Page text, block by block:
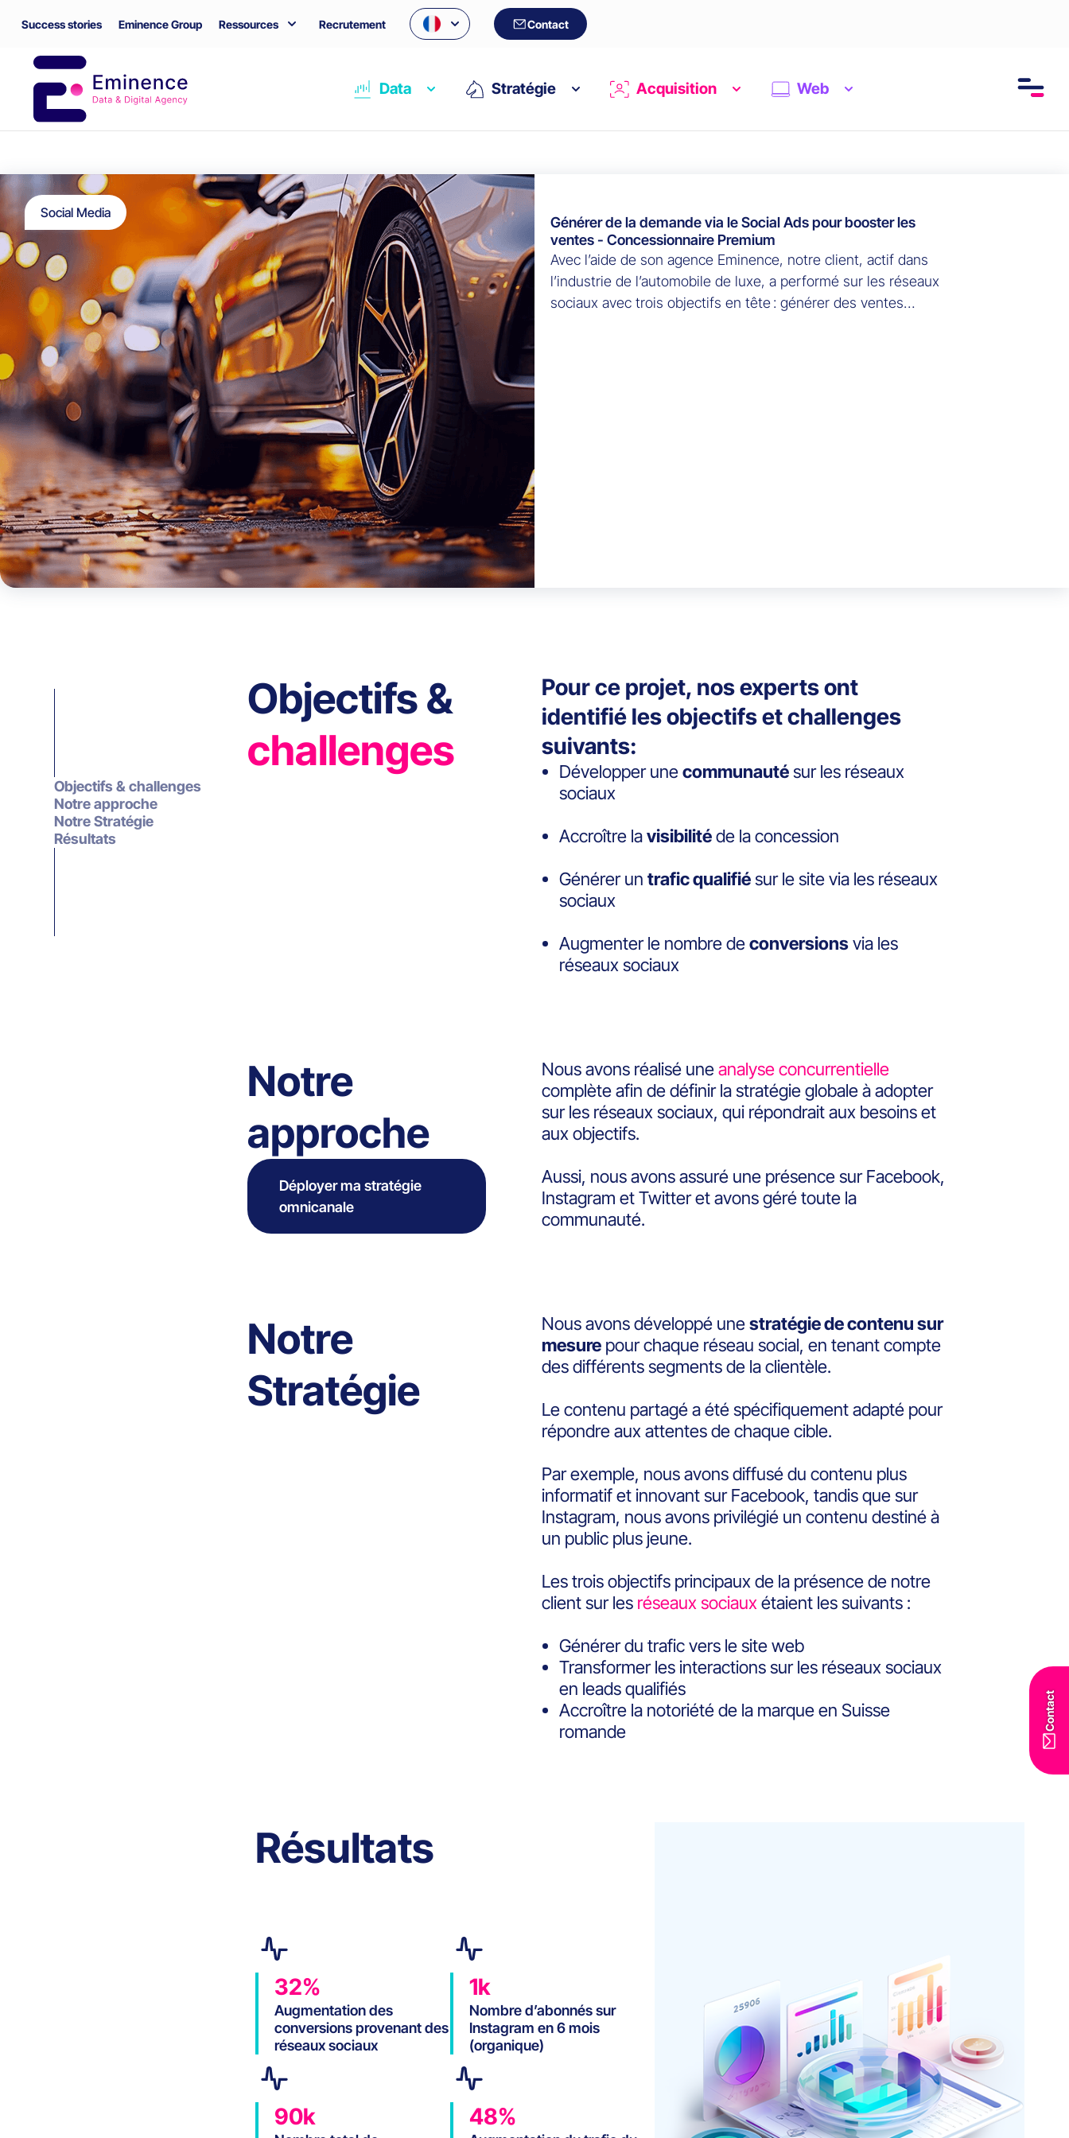
Success stories Eminence Group Ressources Recrutement Contact
Contact
Data Stratégie Acquisition Web
Social Media
Générer de la demande via le Social Ads pour booster les
ventes - Concessionnaire Premium
Avec l’aide de son agence Eminence, notre client, actif dans
l’industrie de l’automobile de luxe, a performé sur les réseaux
sociaux avec trois objectifs en tête : générer des ventes
Objectifs & challenges
Notre approche
Notre Stratégie
Résultats
Objectifs &
challenges
Pour ce projet, nos experts ont
identifié les objectifs et challenges
suivants:
Développer unecommunautésur les réseaux
sociaux
Accroître lavisibilitéde la concession
Générer untrafic qualifiésur le site via les réseaux
sociaux
Augmenter le nombre deconversionsvia les
réseaux sociaux
Notre
approche
Déployer ma stratégie
omnicanale
Nous avons réalisé uneanalyse concurrentielle
complète afin de définir la stratégie globale à adopter
sur les réseaux sociaux, qui répondrait aux besoins et
aux objectifs.
Aussi, nous avons assuré une présence sur Facebook,
Instagram et Twitter et avons géré toute la
communauté.
Notre
Stratégie
Nous avons développé unestratégie de contenu sur
mesure pour chaque réseau social, en tenant compte
des différents segments de la clientèle.
Le contenu partagé a été spécifiquement adapté pour
répondre aux attentes de chaque cible.
Par exemple, nous avons diffusé du contenu plus
informatif et innovant sur Facebook, tandis que sur
Instagram, nous avons privilégié un contenu destiné à
un public plus jeune.
Les trois objectifs principaux de la présence de notre
client sur les réseaux sociauxétaient les suivants :
Générer du trafic vers le site web
Transformer les interactions sur les réseaux sociaux
en leads qualifiés
Accroître la notoriété de la marque en Suisse
romande
Résultats
32%
Augmentation des
conversions provenant des
réseaux sociaux
1k
Nombre d’abonnés sur
Instagram en 6 mois
(organique)
90k 48%